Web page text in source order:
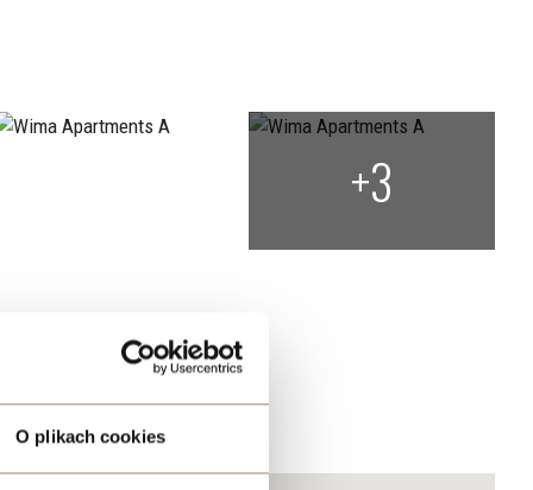
O plikach cookies
+3